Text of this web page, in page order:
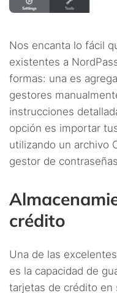
Nos encanta lo fácil
existentes a
formas: una es
gestores
instrucciones
opción es importar
utilizando un archivo
gestor de
crédito
Una de las
es la capacidad de
tarjetas de crédito en